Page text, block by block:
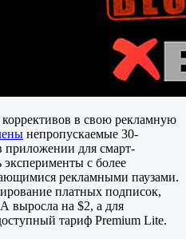
в свою рекламную
непропускаемые 30-
приложении для смарт-
эксперименты с более
рекламными паузами.
платных подписок,
выросла на $2, а для
тариф Premium Lite.